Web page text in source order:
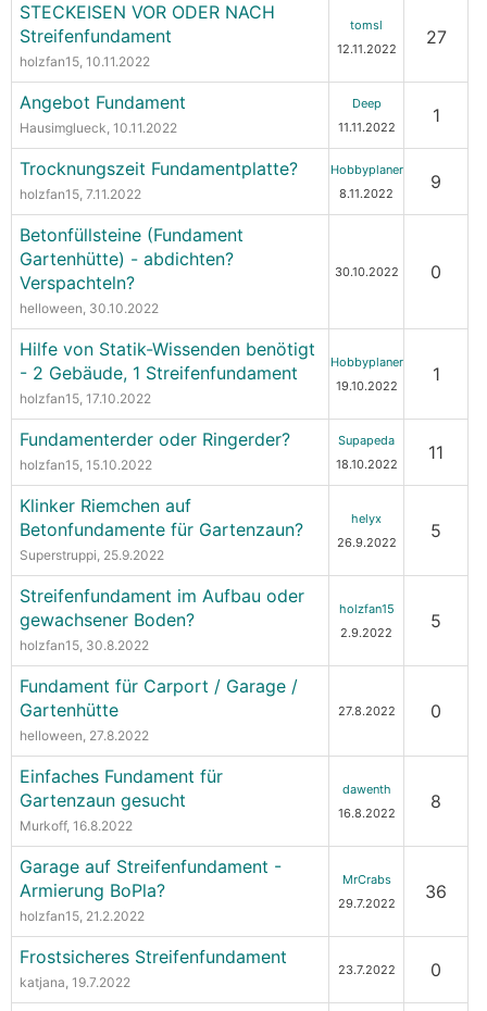
STECKEISEN VOR ODER NACH
Streifenfundament
holzfan15, 10.11.2022
tomsl
12.11.2022
27
Angebot Fundament
Hausimglueck, 10.11.2022
Deep
11.11.2022
1
Trocknungszeit Fundamentplatte?
holzfan15, 7.11.2022
Hobbyplaner
8.11.2022
9
Betonfüllsteine (Fundament
Gartenhütte) - abdichten?
Verspachteln?
helloween, 30.10.2022
30.10.2022 0
Hilfe von Statik-Wissenden benötigt
- 2 Gebäude, 1 Streifenfundament
holzfan15, 17.10.2022
Hobbyplaner
19.10.2022
1
Fundamenterder oder Ringerder?
holzfan15, 15.10.2022
Supapeda
18.10.2022
11
Klinker Riemchen auf
Betonfundamente für Gartenzaun?
Superstruppi, 25.9.2022
helyx
26.9.2022
5
Streifenfundament im Aufbau oder
gewachsener Boden?
holzfan15, 30.8.2022
holzfan15
2.9.2022
5
Fundament für Carport / Garage /
Gartenhütte
helloween, 27.8.2022
27.8.2022 0
Einfaches Fundament für
Gartenzaun gesucht
Murkoff, 16.8.2022
dawenth
16.8.2022
8
Garage auf Streifenfundament -
Armierung BoPla?
holzfan15, 21.2.2022
MrCrabs
29.7.2022
36
Frostsicheres Streifenfundament
katjana, 19.7.2022
23.7.2022 0